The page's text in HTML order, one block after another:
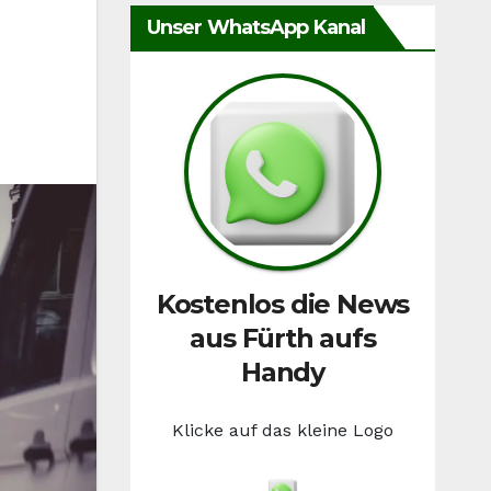
Unser WhatsApp Kanal
Kostenlos die News
aus Fürth aufs
Handy
Klicke auf das kleine Logo